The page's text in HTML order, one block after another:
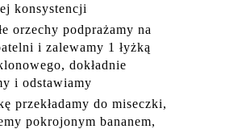
konsystencji
orzechy podprażamy na
i zalewamy 1 łyżką
dokładnie
i odstawiamy
przekładamy do miseczki,
pokrojonym bananem,